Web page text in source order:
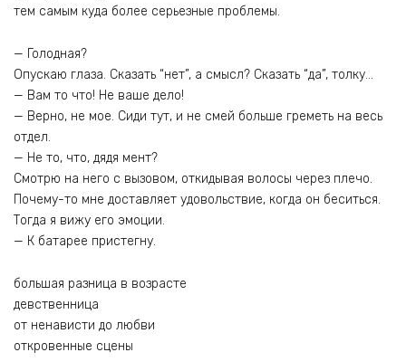
тем самым куда более серьезные проблемы.
— Голодная?
Опускаю глаза. Сказать “нет”, а смысл? Сказать “да”, толку…
— Вам то что! Не ваше дело!
— Верно, не мое. Сиди тут, и не смей больше греметь на весь
отдел.
— Не то, что, дядя мент?
Смотрю на него с вызовом, откидывая волосы через плечо.
Почему-то мне доставляет удовольствие, когда он беситься.
Тогда я вижу его эмоции.
— К батарее пристегну.
большая разница в возрасте
девственница
от ненависти до любви
откровенные сцены